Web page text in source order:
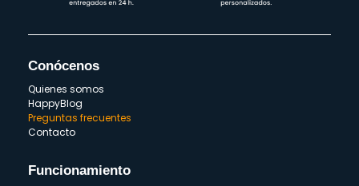
Conócenos
Quienes somos
HappyBlog
Preguntas frecuentes
Contacto
Funcionamiento